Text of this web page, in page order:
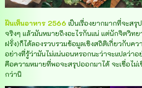
ฝันเห็นอาหาร 2566 เป็นเรื่องยากมากที่จะสรุ
จริงๆ แล้วมันหมายถึงอะไรกันแน่ แต่นักจิตวิท
ฝรั่ง)ก็ได้ลองรวบรวมข้อมูลเชิงสถิติเกี่ยวกับค
อย่างที่รู้ว่ามันไม่แน่นอนหรอกนะว่าจะแปลว่าอ
คือความหมายที่พอจะสรุปออกมาได้ จะเชื่อไม่เ
กว่านิ